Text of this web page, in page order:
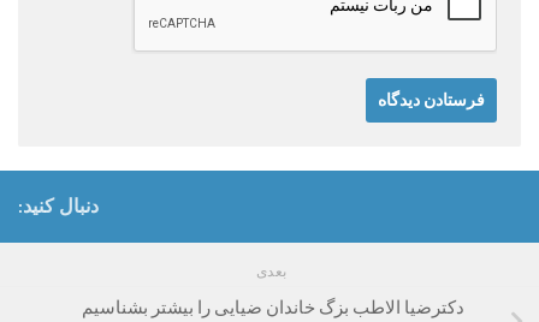
دنبال کنید:
بعدی
دکترضیا الاطب بزگ خاندان ضیایی را بیشتر بشناسیم